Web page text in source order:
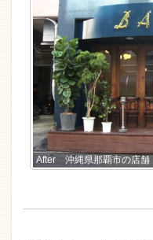
After 沖縄県那覇市の店舗